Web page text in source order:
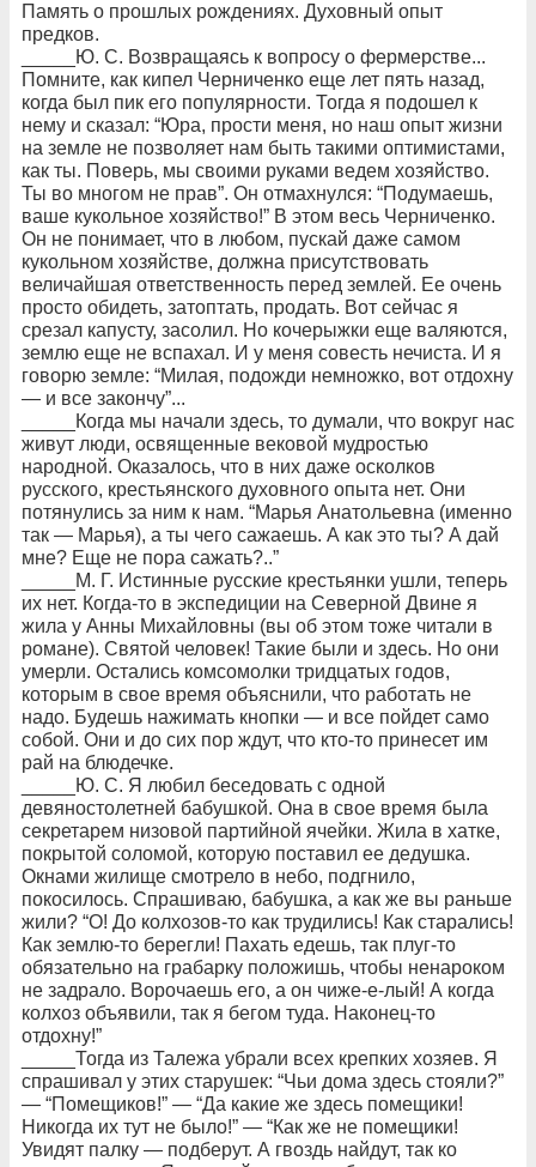
Память о прошлых рождениях. Духовный опыт
предков.
_____Ю. С. Возвращаясь к вопросу о фермерстве...
Помните, как кипел Черниченко еще лет пять назад,
когда был пик его популярности. Тогда я подошел к
нему и сказал: “Юра, прости меня, но наш опыт жизни
на земле не позволяет нам быть такими оптимистами,
как ты. Поверь, мы своими руками ведем хозяйство.
Ты во многом не прав”. Он отмахнулся: “Подумаешь,
ваше кукольное хозяйство!” В этом весь Черниченко.
Он не понимает, что в любом, пускай даже самом
кукольном хозяйстве, должна присутствовать
величайшая ответственность перед землей. Ее очень
просто обидеть, затоптать, продать. Вот сейчас я
срезал капусту, засолил. Но кочерыжки еще валяются,
землю еще не вспахал. И у меня совесть нечиста. И я
говорю земле: “Милая, подожди немножко, вот отдохну
— и все закончу”...
_____Когда мы начали здесь, то думали, что вокруг нас
живут люди, освященные вековой мудростью
народной. Оказалось, что в них даже осколков
русского, крестьянского духовного опыта нет. Они
потянулись за ним к нам. “Марья Анатольевна (именно
так — Марья), а ты чего сажаешь. А как это ты? А дай
мне? Еще не пора сажать?..”
_____М. Г. Истинные русские крестьянки ушли, теперь
их нет. Когда-то в экспедиции на Северной Двине я
жила у Анны Михайловны (вы об этом тоже читали в
романе). Святой человек! Такие были и здесь. Но они
умерли. Остались комсомолки тридцатых годов,
которым в свое время объяснили, что работать не
надо. Будешь нажимать кнопки — и все пойдет само
собой. Они и до сих пор ждут, что кто-то принесет им
рай на блюдечке.
_____Ю. С. Я любил беседовать с одной
девяностолетней бабушкой. Она в свое время была
секретарем низовой партийной ячейки. Жила в хатке,
покрытой соломой, которую поставил ее дедушка.
Окнами жилище смотрело в небо, подгнило,
покосилось. Спрашиваю, бабушка, а как же вы раньше
жили? “О! До колхозов-то как трудились! Как старались!
Как землю-то берегли! Пахать едешь, так плуг-то
обязательно на грабарку положишь, чтобы ненароком
не задрало. Ворочаешь его, а он чиже-е-лый! А когда
колхоз объявили, так я бегом туда. Наконец-то
отдохну!”
_____Тогда из Талежа убрали всех крепких хозяев. Я
спрашивал у этих старушек: “Чьи дома здесь стояли?”
— “Помещиков!” — “Да какие же здесь помещики!
Никогда их тут не было!” — “Как же не помещики!
Увидят палку — подберут. А гвоздь найдут, так ко